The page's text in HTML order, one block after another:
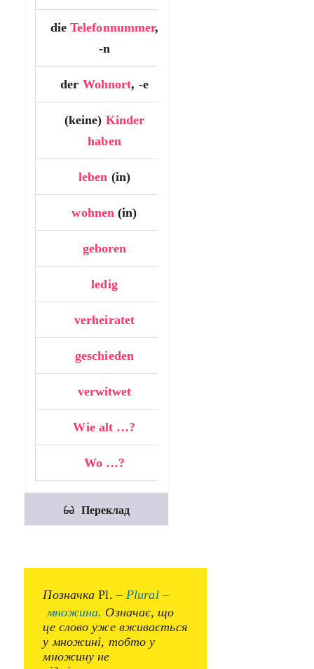
dieTelefonnummer,
-n
der Wohnort, -e
(keine) Kinder
haben
leben (in)
wohnen(in)
geboren
ledig
verheiratet
geschieden
verwitwet
Wie alt …?
Wo …?
Переклад
ПозначкаPl. – Plural –
множина. Означає, що
це слово уже вживається
у множині, тобто у
множину не